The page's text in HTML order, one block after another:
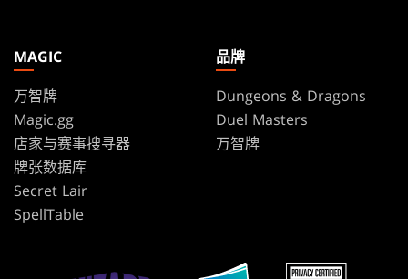
MAGIC
万智牌
Magic.gg
店家与赛事搜寻器
牌张数据库
Secret Lair
SpellTable
品牌
Dungeons & Dragons
Duel Masters
万智牌